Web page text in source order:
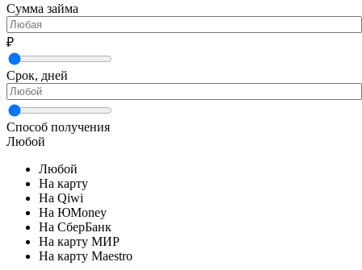
Сумма займа
₽
Срок, дней
Способ получения
Любой
Любой
На карту
На Qiwi
На ЮMoney
На СберБанк
На карту МИР
На карту Maestro